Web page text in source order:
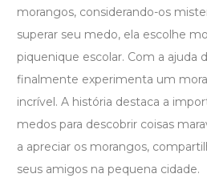
morangos, considerando-os
superar seu medo, ela escolhe
piquenique escolar. Com a ajuda
finalmente experimenta um
incrível. A história destaca a
medos para descobrir coisas
a apreciar os morangos,
seus amigos na pequena cidade.